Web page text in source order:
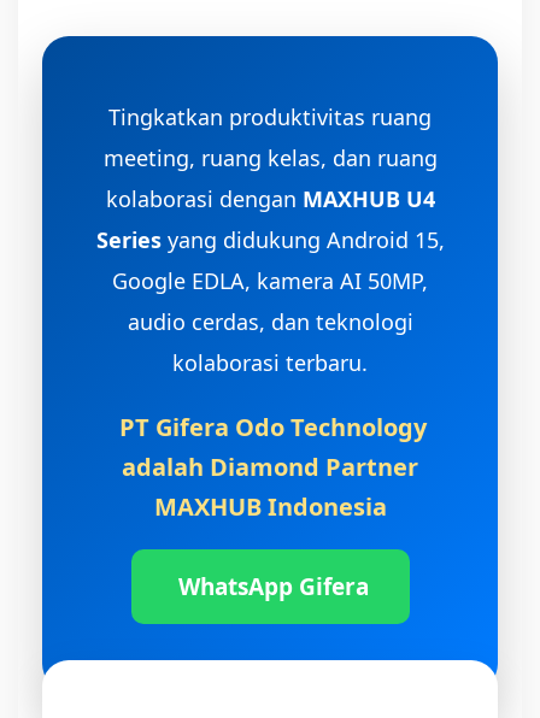
Tingkatkan produktivitas ruang
meeting, ruang kelas, dan ruang
kolaborasi dengan MAXHUB U4
Seriesyang didukung Android 15,
Google EDLA, kamera AI 50MP,
audio cerdas, dan teknologi
kolaborasi terbaru.
PT Gifera Odo Technology
adalah Diamond Partner
MAXHUB Indonesia
WhatsApp Gifera